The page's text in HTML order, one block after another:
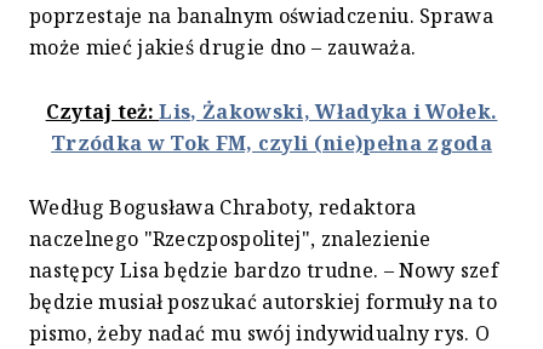
poprzestaje na banalnym oświadczeniu. Sprawa
może mieć jakieś drugie dno – zauważa.
Czytaj też:Lis, Żakowski, Władyka i Wołek.
Trzódka w Tok FM, czyli (nie)pełna zgoda
Według Bogusława Chraboty, redaktora
naczelnego "Rzeczpospolitej", znalezienie
następcy Lisa będzie bardzo trudne. – Nowy szef
będzie musiał poszukać autorskiej formuły na to
pismo, żeby nadać mu swój indywidualny rys. O